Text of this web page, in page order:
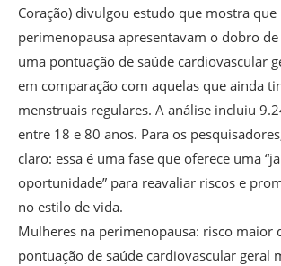
Coração) divulgou estudo que mostra
perimenopausa apresentavam o dobro
uma pontuação de saúde cardiovascular
em comparação com aquelas que ainda
menstruais regulares. A análise incluiu
entre 18 e 80 anos. Para os
claro: essa é uma fase que oferece uma
oportunidade” para reavaliar riscos e
no estilo de vida.
Mulheres na perimenopausa: risco maior
pontuação de saúde cardiovascular geral